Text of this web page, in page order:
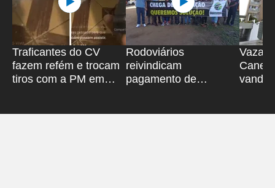
Traficantes do CV
fazem refém e trocam
tiros com a PM em
Rodoviários
reivindicam
pagamento de